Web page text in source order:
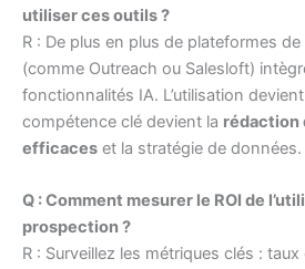
utiliser ces outils ?
R : De plus en plus de plateformes
(comme Outreach ou Salesloft)
fonctionnalités IA. L’utilisation
compétence clé devient la rédaction
efficaces et la stratégie de données.
Q : Comment mesurer le ROI de
prospection ?
R : Surveillez les métriques clés : taux